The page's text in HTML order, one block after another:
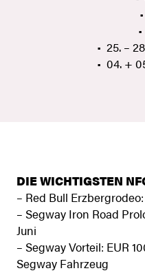
• 25. –
• 04. +
DIE WICHTIGSTEN
– Red Bull Erzbergrodeo:
– Segway Iron Road
Juni
– Segway Vorteil: EUR
Segway Fahrzeug